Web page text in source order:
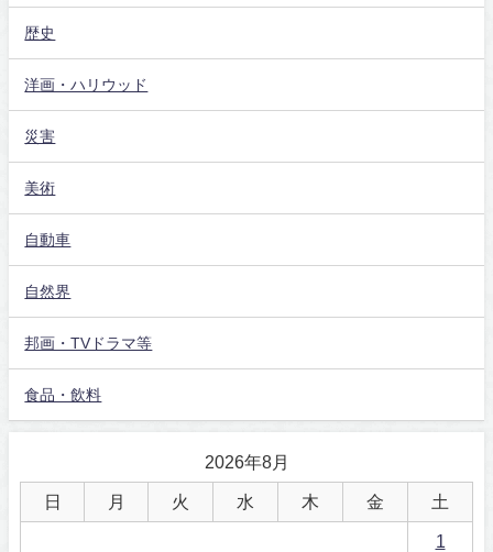
歴史
洋画・ハリウッド
災害
美術
自動車
自然界
邦画・TVドラマ等
食品・飲料
2026年8月
日 月 火 水 木 金 土
1